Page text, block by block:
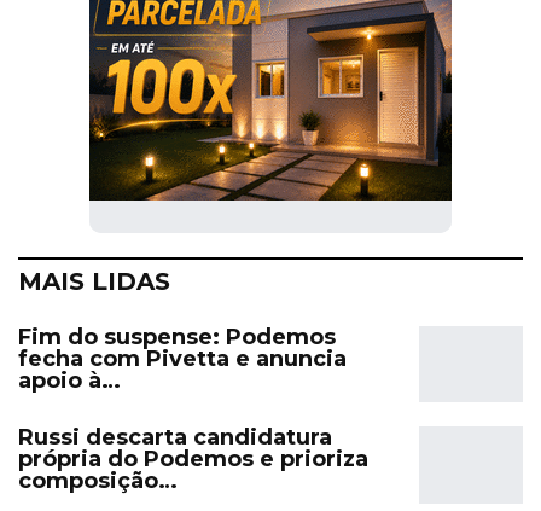
MAIS LIDAS
Fim do suspense: Podemos
fecha com Pivetta e anuncia
apoio à…
Russi descarta candidatura
própria do Podemos e prioriza
composição…